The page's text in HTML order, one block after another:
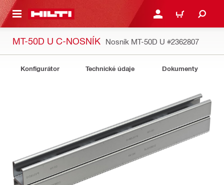
HLAVNÍ OBSAH PŘIHLÁSIT NEBO
KOŠÍK
MT-50D U C-NOSNÍK Nosník MT-50D U #2362807
Konfigurátor Technické údaje Dokumenty